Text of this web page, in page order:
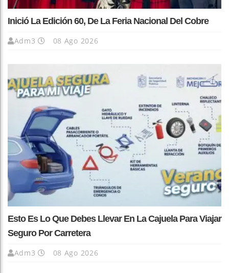
Inició La Edición 60, De La Feria Nacional Del Cobre
Adm3 08 Ago 2026
Esto Es Lo Que Debes Llevar En La Cajuela Para Viajar
Seguro Por Carretera
Adm3 08 Ago 2026